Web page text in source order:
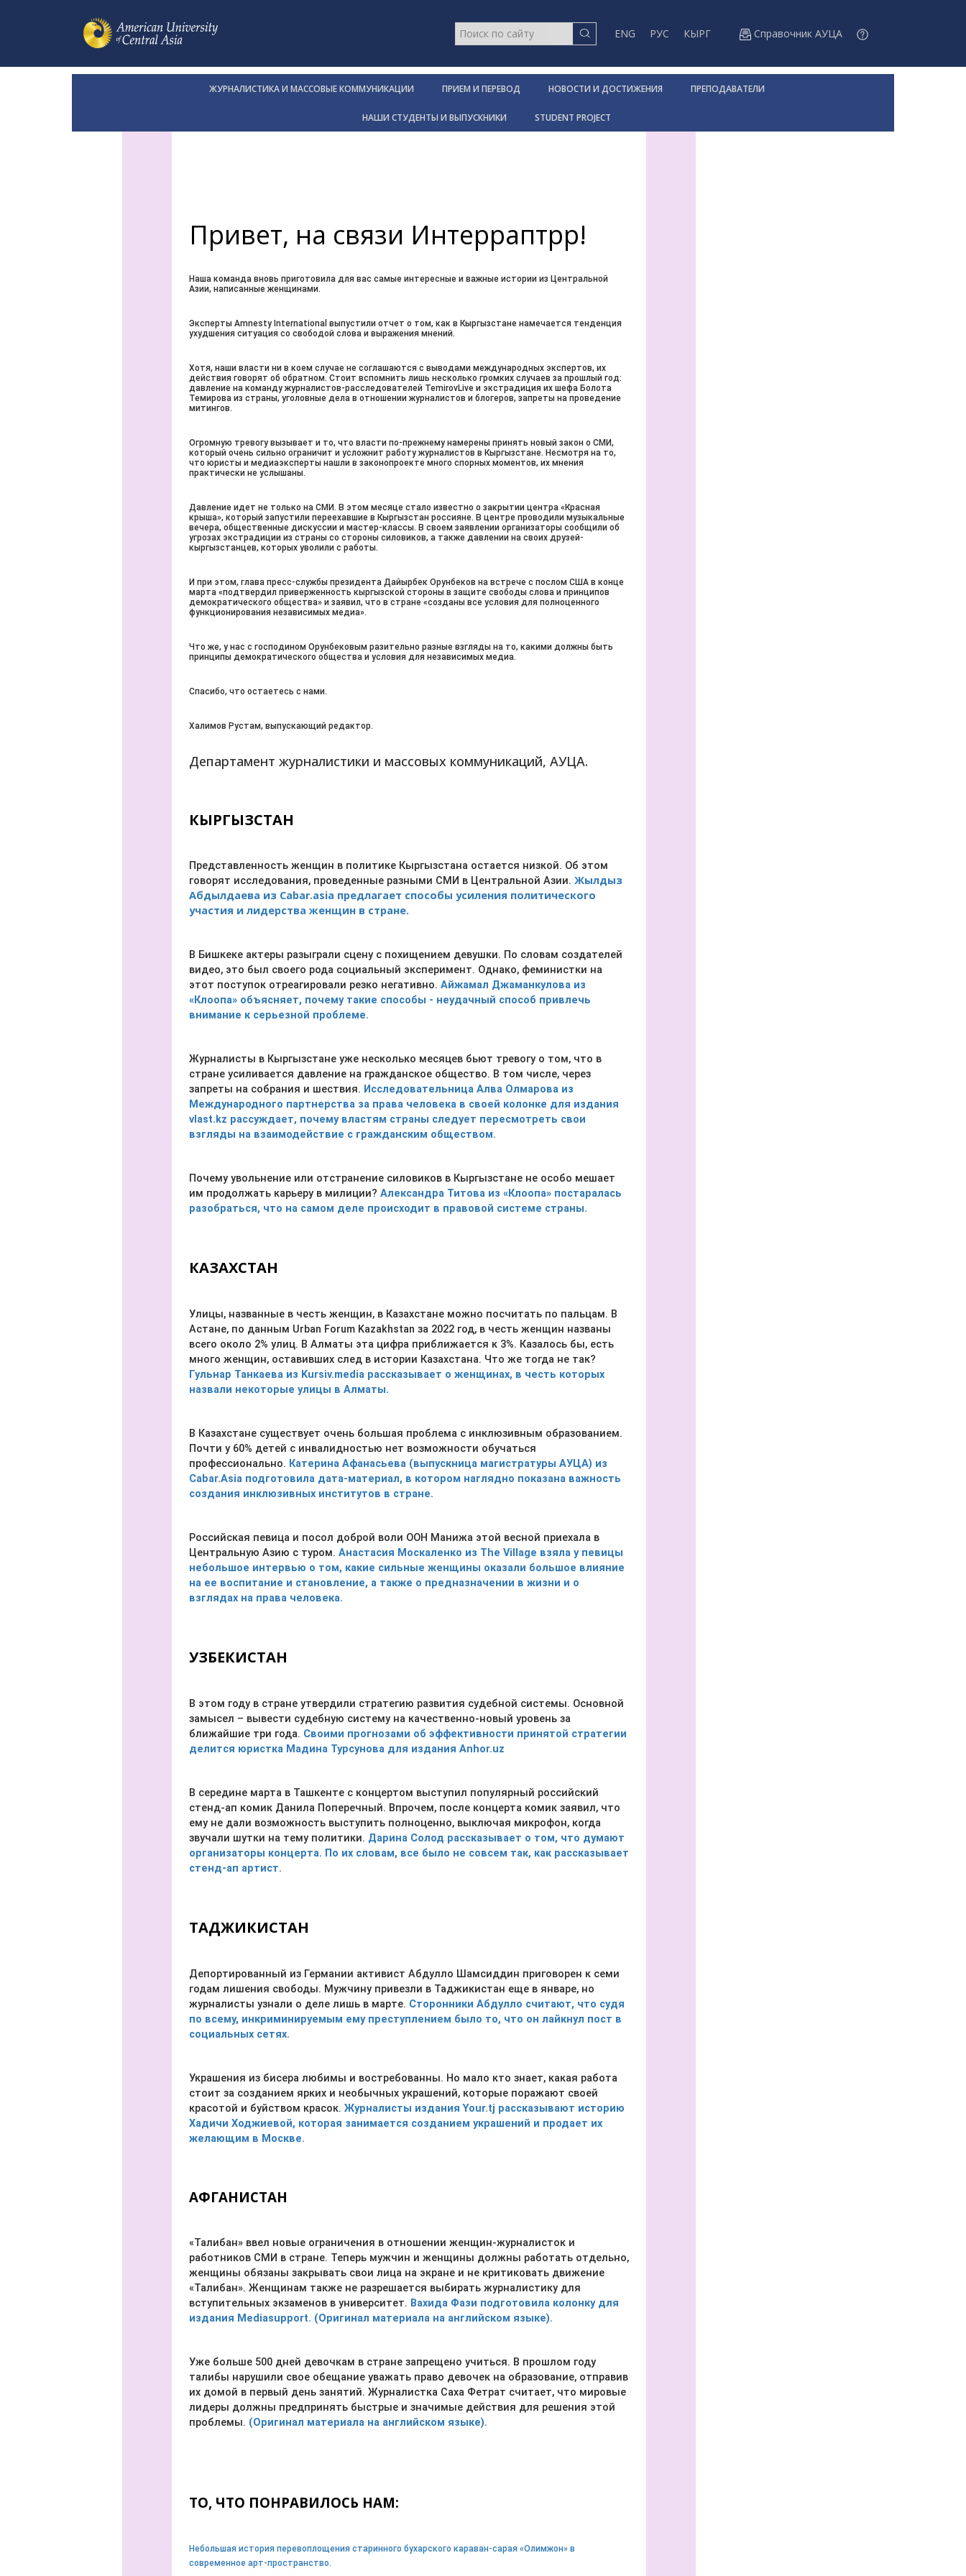
ENG РУС КЫРГ Справочник АУЦА
ЖУРНАЛИСТИКА И МАССОВЫЕ КОММУНИКАЦИИ ПРИЕМ И ПЕРЕВОД НОВОСТИ И ДОСТИЖЕНИЯ ПРЕПОДАВАТЕЛИ
НАШИ СТУДЕНТЫ И ВЫПУСКНИКИ STUDENT PROJECT
Привет, на связи Интерраптрр!
Наша команда вновь приготовила для вас самые интересные и важные истории из Центральной
Азии, написанные женщинами.
Эксперты Amnesty International выпустили отчет о том, как в Кыргызстане намечается тенденция
ухудшения ситуация со свободой слова и выражения мнений.
Хотя, наши власти ни в коем случае не соглашаются с выводами международных экспертов, их
действия говорят об обратном. Стоит вспомнить лишь несколько громких случаев за прошлый год:
давление на команду журналистов-расследователей TemirovLive и экстрадиция их шефа Болота
Темирова из страны, уголовные дела в отношении журналистов и блогеров, запреты на проведение
митингов.
Огромную тревогу вызывает и то, что власти по-прежнему намерены принять новый закон о СМИ,
который очень сильно ограничит и усложнит работу журналистов в Кыргызстане. Несмотря на то,
что юристы и медиаэксперты нашли в законопроекте много спорных моментов, их мнения
практически не услышаны.
Давление идет не только на СМИ. В этом месяце стало известно о закрытии центра «Красная
крыша», который запустили переехавшие в Кыргызстан россияне. В центре проводили музыкальные
вечера, общественные дискуссии и мастер-классы. В своем заявлении организаторы сообщили об
угрозах экстрадиции из страны со стороны силовиков, а также давлении на своих друзей-
кыргызстанцев, которых уволили с работы.
И при этом, глава пресс-службы президента Дайырбек Орунбеков на встрече с послом США в конце
марта «подтвердил приверженность кыргызской стороны в защите свободы слова и принципов
демократического общества» и заявил, что в стране «созданы все условия для полноценного
функционирования независимых медиа».
Что же, у нас с господином Орунбековым разительно разные взгляды на то, какими должны быть
принципы демократического общества и условия для независимых медиа.
Спасибо, что остаетесь с нами.
Халимов Рустам, выпускающий редактор.
Департамент журналистики и массовых коммуникаций, АУЦА.
КЫРГЫЗСТАН
Представленность женщин в политике Кыргызстана остается низкой. Об этом
говорят исследования, проведенные разными СМИ в Центральной Азии. Жылдыз
Абдылдаева из Cabar.asia предлагает способы усиления политического
участия и лидерства женщин в стране.
В Бишкеке актеры разыграли сцену с похищением девушки. По словам создателей
видео, это был своего рода социальный эксперимент. Однако, феминистки на
этот поступок отреагировали резко негативно. Айжамал Джаманкулова из
«Клоопа» объясняет, почему такие способы - неудачный способ привлечь
внимание к серьезной проблеме.
Журналисты в Кыргызстане уже несколько месяцев бьют тревогу о том, что в
стране усиливается давление на гражданское общество. В том числе, через
запреты на собрания и шествия. Исследовательница Алва Олмарова из
Международного партнерства за права человека в своей колонке для издания
vlast.kz рассуждает, почему властям страны следует пересмотреть свои
взгляды на взаимодействие с гражданским обществом.
Почему увольнение или отстранение силовиков в Кыргызстане не особо мешает
им продолжать карьеру в милиции? Александра Титова из «Клоопа» постаралась
разобраться, что на самом деле происходит в правовой системе страны.
КАЗАХСТАН
Улицы, названные в честь женщин, в Казахстане можно посчитать по пальцам. В
Астане, по данным Urban Forum Kazakhstan за 2022 год, в честь женщин названы
всего около 2% улиц. В Алматы эта цифра приближается к 3%. Казалось бы, есть
много женщин, оставивших след в истории Казахстана. Что же тогда не так?
Гульнар Танкаева из Kursiv.media рассказывает о женщинах, в честь которых
назвали некоторые улицы в Алматы.
В Казахстане существует очень большая проблема с инклюзивным образованием.
Почти у 60% детей с инвалидностью нет возможности обучаться
профессионально. Катерина Афанасьева (выпускница магистратуры АУЦА) из
Cabar.Asia подготовила дата-материал, в котором наглядно показана важность
создания инклюзивных институтов в стране.
Российская певица и посол доброй воли ООН Манижа этой весной приехала в
Центральную Азию с туром. Анастасия Москаленко из The Village взяла у певицы
небольшое интервью о том, какие сильные женщины оказали большое влияние
на ее воспитание и становление, а также о предназначении в жизни и о
взглядах на права человека.
УЗБЕКИСТАН
В этом году в стране утвердили стратегию развития судебной системы. Основной
замысел – вывести судебную систему на качественно-новый уровень за
ближайшие три года. Своими прогнозами об эффективности принятой стратегии
делится юристка Мадина Турсунова для издания Anhor.uz
В середине марта в Ташкенте с концертом выступил популярный российский
стенд-ап комик Данила Поперечный. Впрочем, после концерта комик заявил, что
ему не дали возможность выступить полноценно, выключая микрофон, когда
звучали шутки на тему политики. Дарина Солод рассказывает о том, что думают
организаторы концерта. По их словам, все было не совсем так, как рассказывает
стенд-ап артист.
ТАДЖИКИСТАН
Депортированный из Германии активист Абдулло Шамсиддин приговорен к семи
годам лишения свободы. Мужчину привезли в Таджикистан еще в январе, но
журналисты узнали о деле лишь в марте. Сторонники Абдулло считают, что судя
по всему, инкриминируемым ему преступлением было то, что он лайкнул пост в
социальных сетях.
Украшения из бисера любимы и востребованны. Но мало кто знает, какая работа
стоит за созданием ярких и необычных украшений, которые поражают своей
красотой и буйством красок. Журналисты издания Your.tj рассказывают историю
Хадичи Ходжиевой, которая занимается созданием украшений и продает их
желающим в Москве.
АФГАНИСТАН
«Талибан» ввел новые ограничения в отношении женщин-журналисток и
работников СМИ в стране. Теперь мужчин и женщины должны работать отдельно,
женщины обязаны закрывать свои лица на экране и не критиковать движение
«Талибан». Женщинам также не разрешается выбирать журналистику для
вступительных экзаменов в университет. Вахида Фази подготовила колонку для
издания Mediasupport. (Оригинал материала на английском языке).
Уже больше 500 дней девочкам в стране запрещено учиться. В прошлом году
талибы нарушили свое обещание уважать право девочек на образование, отправив
их домой в первый день занятий. Журналистка Саха Фетрат считает, что мировые
лидеры должны предпринять быстрые и значимые действия для решения этой
проблемы. (Оригинал материала на английском языке).
ТО, ЧТО ПОНРАВИЛОСЬ НАМ:
Небольшая история перевоплощения старинного бухарского караван-сарая «Олимжон» в
современное арт-пространство.